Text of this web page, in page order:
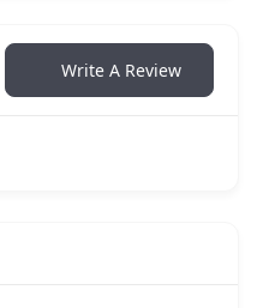
Write A Review